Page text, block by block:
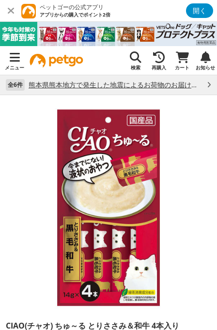
ペットゴーの公式アプリ
アプリからの購入でポイント2倍 開く
メニュー 検索 再購入 カート お知らせ
全6件 熊本県熊本地方で発生した地震によるお荷物のお届け状況について （7/28）
CIAO(チャオ) ちゅ～る とりささみ＆和牛 4本入り